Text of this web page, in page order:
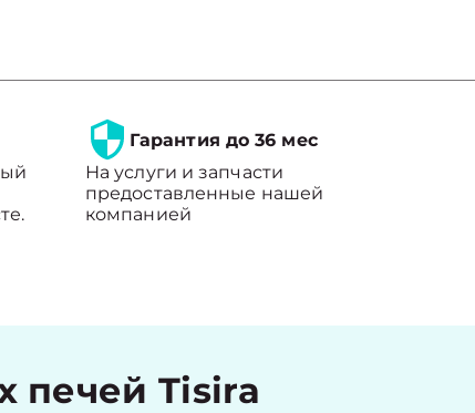
Гарантия до 36 мес
На услуги и запчасти
предоставленные нашей
компанией
печей Tisira